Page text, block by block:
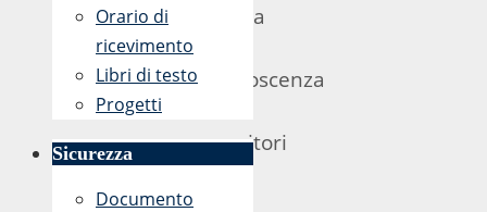
porta
conoscenza
genitori
che,
Orario di
ricevimento
Libri di testo
Progetti
Sicurezza
Documento